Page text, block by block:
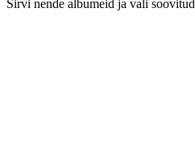
Sirvi nende albumeid ja vali